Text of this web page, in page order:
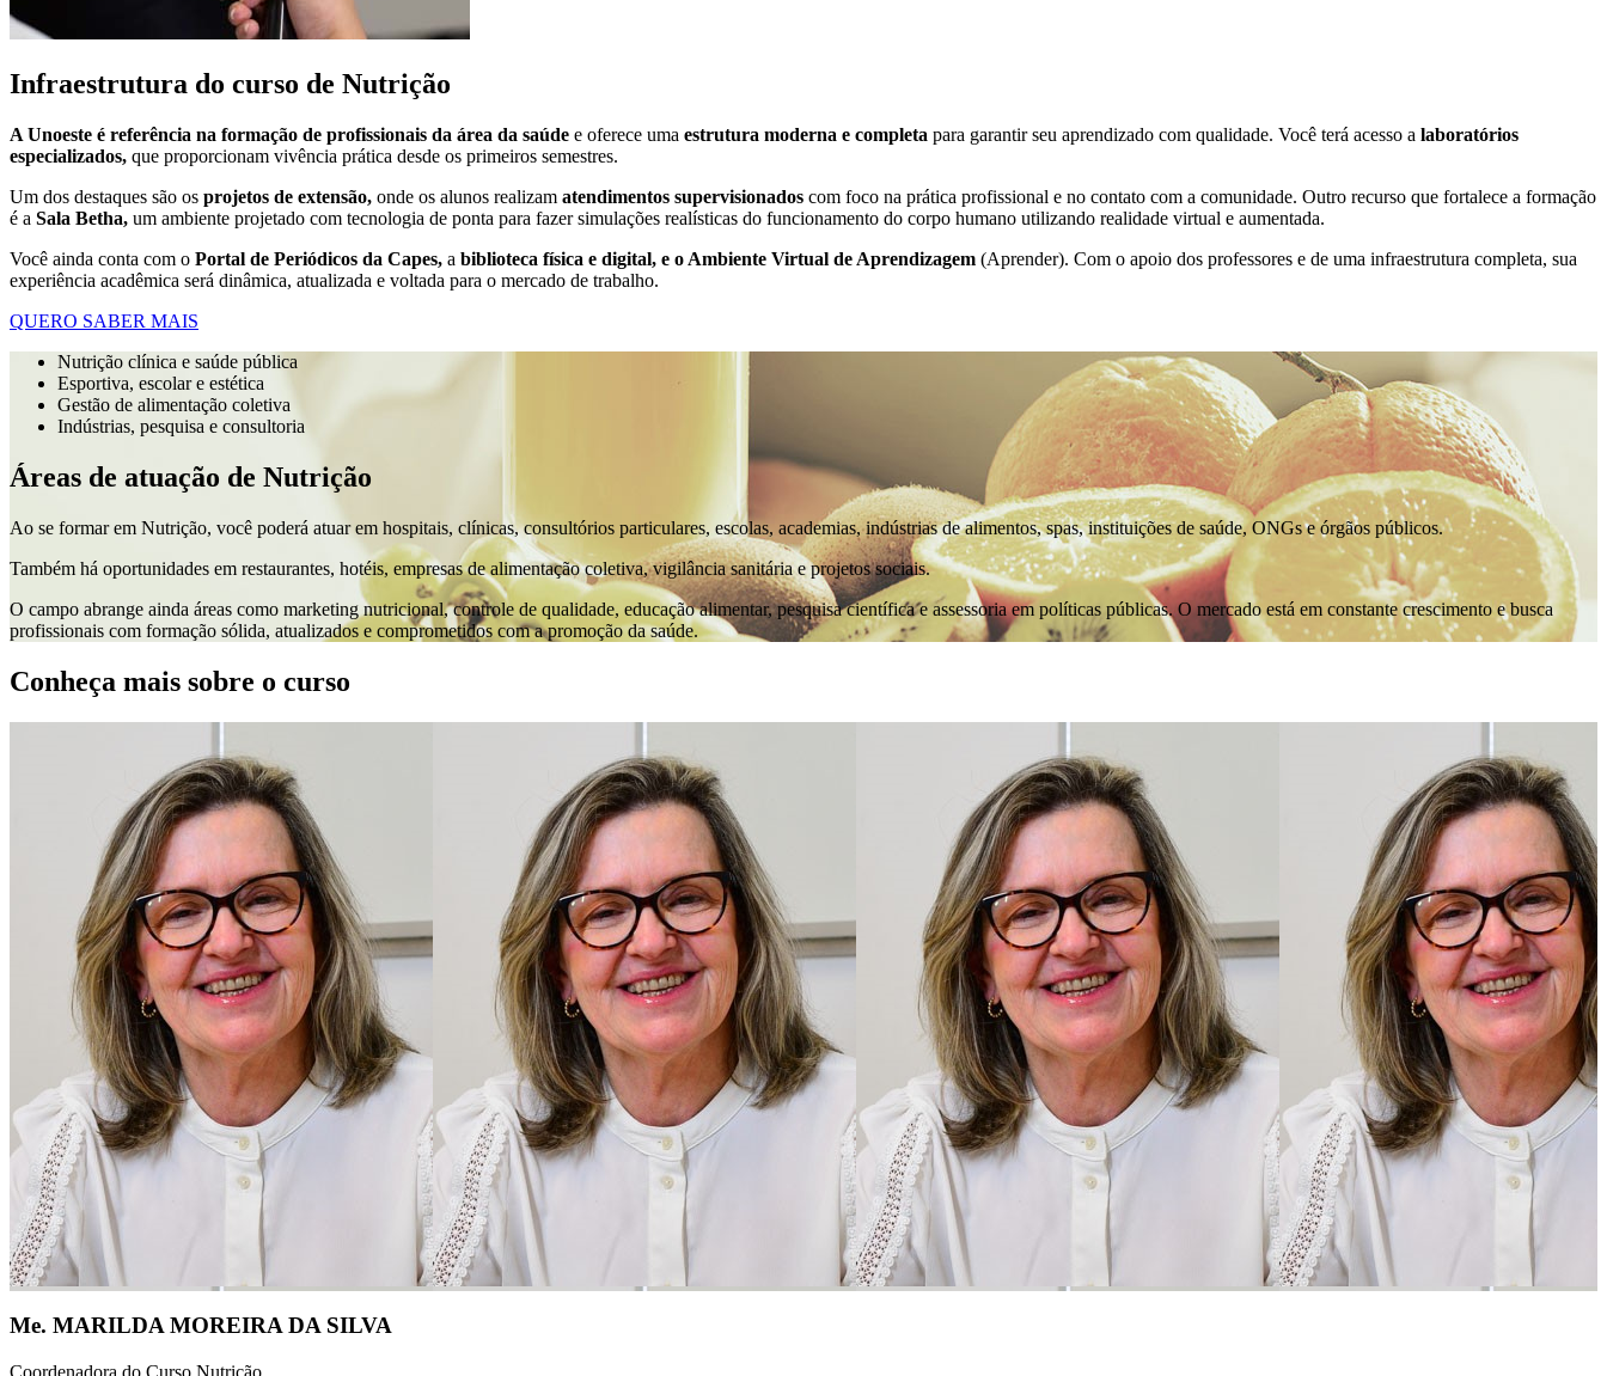
Infraestrutura do curso de Nutrição
A Unoeste é referência na formação de profissionais da área da saúde e oferece uma estrutura moderna e completa para garantir seu aprendizado com qualidade. Você terá acesso a laboratórios
especializados, que proporcionam vivência prática desde os primeiros semestres.
Um dos destaques são os projetos de extensão, onde os alunos realizam atendimentos supervisionados com foco na prática profissional e no contato com a comunidade. Outro recurso que fortalece a formação
é a Sala Betha, um ambiente projetado com tecnologia de ponta para fazer simulações realísticas do funcionamento do corpo humano utilizando realidade virtual e aumentada.
Você ainda conta com o Portal de Periódicos da Capes, a biblioteca física e digital, e o Ambiente Virtual de Aprendizagem (Aprender). Com o apoio dos professores e de uma infraestrutura completa, sua
experiência acadêmica será dinâmica, atualizada e voltada para o mercado de trabalho.
QUERO SABER MAIS
Nutrição clínica e saúde pública
Esportiva, escolar e estética
Gestão de alimentação coletiva
Indústrias, pesquisa e consultoria
Áreas de atuação de Nutrição
Ao se formar em Nutrição, você poderá atuar em hospitais, clínicas, consultórios particulares, escolas, academias, indústrias de alimentos, spas, instituições de saúde, ONGs e órgãos públicos.
Também há oportunidades em restaurantes, hotéis, empresas de alimentação coletiva, vigilância sanitária e projetos sociais.
O campo abrange ainda áreas como marketing nutricional, controle de qualidade, educação alimentar, pesquisa científica e assessoria em políticas públicas. O mercado está em constante crescimento e busca
profissionais com formação sólida, atualizados e comprometidos com a promoção da saúde.
Conheça mais sobre o curso
Me. MARILDA MOREIRA DA SILVA